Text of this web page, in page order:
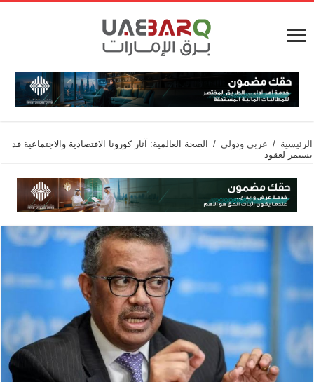
الرئيسية / عربي ودولي /
الصحة العالمية: آثار كورونا الاقتصادية والاجتماعية قد
تستمر لعقود